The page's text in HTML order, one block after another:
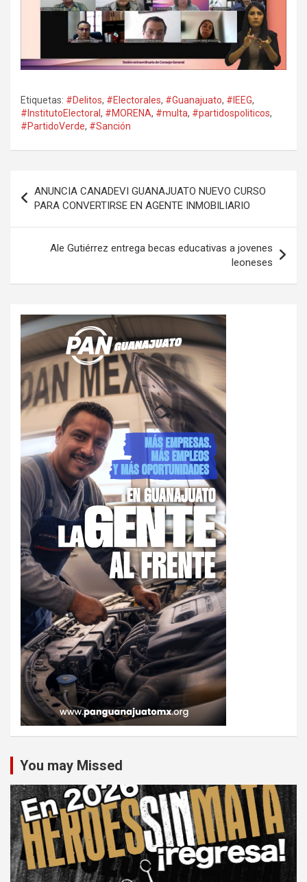
Etiquetas: #Delitos, #Electorales, #Guanajuato, #IEEG,
#InstitutoElectoral , #MORENA, #multa, #partidospoliticos,
#PartidoVerde, #Sanción
de
entradas
ANUNCIA CANADEVI GUANAJUATO NUEVO CURSO
PARA CONVERTIRSE EN AGENTE INMOBILIARIO
Ale Gutiérrez entrega becas educativas a jovenes
leoneses
You may Missed